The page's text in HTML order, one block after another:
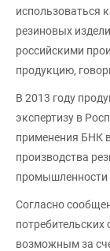
использоваться
резиновых
российскими
продукцию,
В 2013 году
экспертизу в
применения БНК
производства
промышленности
Согласно
возможным за